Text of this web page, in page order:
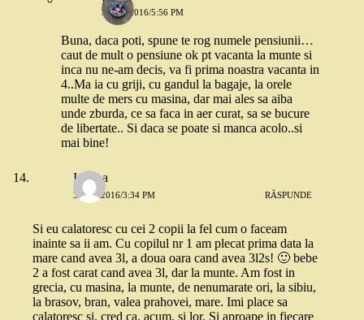
3 MAI 2016/5:56 PM
Buna, daca poti, spune te rog numele pensiunii…
caut de mult o pensiune ok pt vacanta la munte si
inca nu ne-am decis, va fi prima noastra vacanta in
4..Ma ia cu griji, cu gandul la bagaje, la orele
multe de mers cu masina, dar mai ales sa aiba
unde zburda, ce sa faca in aer curat, sa se bucure
de libertate.. Si daca se poate si manca acolo..si
mai bine!
Iuliana
3 MAI 2016/3:34 PM RĂSPUNDE
Si eu calatoresc cu cei 2 copii la fel cum o faceam
inainte sa ii am. Cu copilul nr 1 am plecat prima data la
mare cand avea 3l, a doua oara cand avea 3l2s! 🙂 bebe
2 a fost carat cand avea 3l, dar la munte. Am fost in
grecia, cu masina, la munte, de nenumarate ori, la sibiu,
la brasov, bran, valea prahovei, mare. Imi place sa
calatoresc si, cred ca, acum, si lor. Si aproape in fiecare